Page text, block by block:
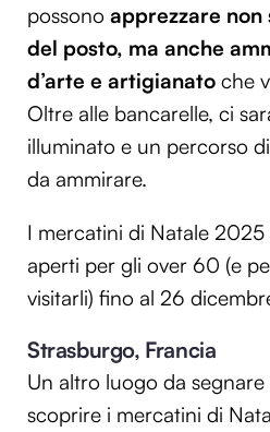
possono apprezzare non
del posto, ma anche
d’arte e artigianato che
Oltre alle bancarelle, ci
illuminato e un percorso
da ammirare.
I mercatini di Natale
aperti per gli over 60 (e
visitarli) fino al 26
Strasburgo, Francia
Un altro luogo da
scoprire i mercatini di